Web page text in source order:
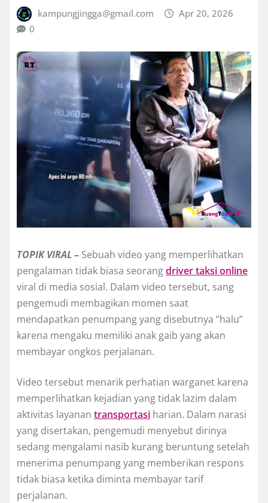
kampungjingga@gmail.com
Apr 20, 2026
0
TOPIK VIRAL – Sebuah video yang memperlihatkan
pengalaman tidak biasa seorangdriver taksi online
viral di media sosial. Dalam video tersebut, sang
pengemudi membagikan momen saat
mendapatkan penumpang yang disebutnya “halu”
karena mengaku memiliki anak gaib yang akan
membayar ongkos perjalanan.
Video tersebut menarik perhatian warganet karena
memperlihatkan kejadian yang tidak lazim dalam
aktivitas layanan transportasi harian. Dalam narasi
yang disertakan, pengemudi menyebut dirinya
sedang mengalami nasib kurang beruntung setelah
menerima penumpang yang memberikan respons
tidak biasa ketika diminta membayar tarif
perjalanan.